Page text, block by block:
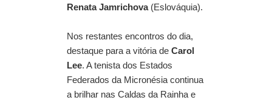
Renata Jamrichova(Eslováquia).
Nos restantes encontros do dia,
destaque para a vitória de Carol
Lee. A tenista dos Estados
Federados da Micronésia continua
a brilhar nas Caldas da Rainha e